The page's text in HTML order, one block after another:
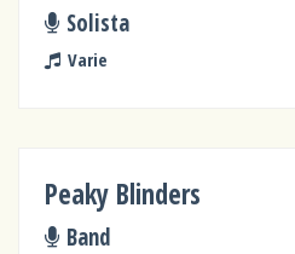
Solista
Varie
Peaky Blinders
Band